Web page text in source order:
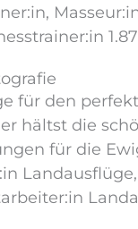
für den
hältst die
für die